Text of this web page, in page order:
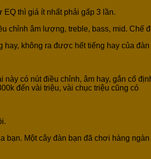
thì giá ít nhất phải gấp 3 lần.
chỉnh âm lượng, treble, bass, mid. Chế
không ra được hết tiếng hay của đàn
có nút điều chỉnh, âm hay, gắn cố
đến vài triệu, vài chục triệu cũng có
Một cây đàn bạn đã chơi hàng